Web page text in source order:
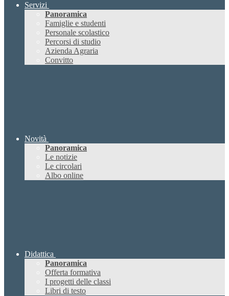
Servizi
Panoramica
Famiglie e studenti
Personale scolastico
Percorsi di studio
Azienda Agraria
Convitto
Novità
Panoramica
Le notizie
Le circolari
Albo online
Didattica
Panoramica
Offerta formativa
I progetti delle classi
Libri di testo